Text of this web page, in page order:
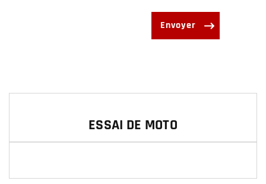
ESSAI DE MOTO